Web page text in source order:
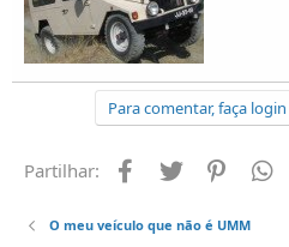
Para comentar, faça
Partilhar: Facebook
Twitter
O meu veículo que não é UMM